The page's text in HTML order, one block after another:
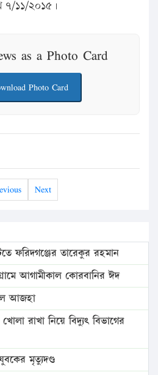
৭/১১/২০১৫।
as a Photo Card
Photo Card
Next
ফরিদগঞ্জের তারেকুর রহমান
আগামীকাল কোরবানির ঈদ
আজহা
রাখা নিয়ে বিদ্যুৎ বিভাগের
মৃত্যুদণ্ড